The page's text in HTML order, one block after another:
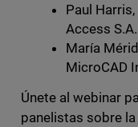
Paul
Access
María
MicroCAD
Únete al webinar
panelistas sobre